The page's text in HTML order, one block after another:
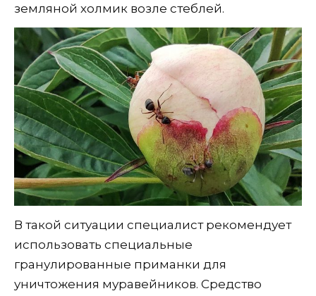
земляной холмик возле стеблей.
В такой ситуации специалист рекомендует
использовать специальные
гранулированные приманки для
уничтожения муравейников. Средство